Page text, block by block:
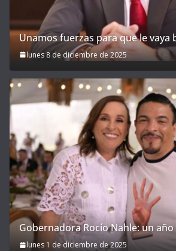
Unamos fuerzas para que le vaya
lunes 8 de diciembre de 2025
Gobernadora Rocío Nahle: un año
lunes 1 de diciembre de 2025